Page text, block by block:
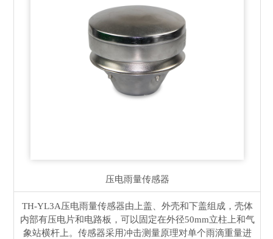
压电雨量传感器
TH-YL3A压电雨量传感器由上盖、外壳和下盖组成，壳体
内部有压电片和电路板，可以固定在外径50mm立柱上和气
象站横杆上。传感器采用冲击测量原理对单个雨滴重量进